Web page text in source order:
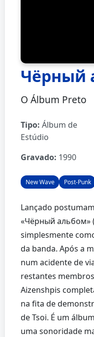
Чёрный
O Álbum Preto
Tipo: Álbum de
Estúdio
Gravado: 1990
New Wave Post-Punk
Lançado
«Чёрный альбом»
simplesmente
da banda. Após a
num acidente de
restantes
Aizenshpis
na fita de
de Tsoi. É um
uma sonoridade